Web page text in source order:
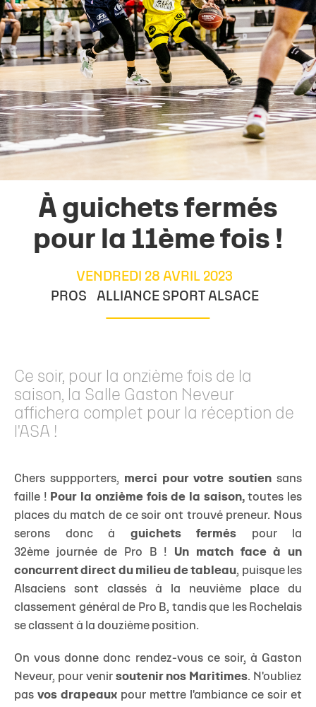
À guichets fermés
pour la 11ème fois !
VENDREDI 28 AVRIL 2023
PROS
ALLIANCE SPORT ALSACE
Ce soir, pour la onzième fois de la
saison, la Salle Gaston Neveur
affichera complet pour la réception de
l'ASA !
Chers suppporters, merci pour votre soutien sans
faille ! Pour la onzième fois de la saison,toutes les
places du match de ce soir ont trouvé preneur. Nous
serons donc à guichets fermés pour la
32ème journée de Pro B ! Un match face à un
concurrent direct du milieu de tableau, puisque les
Alsaciens sont classés à la neuvième place du
classement général de Pro B, tandis que les Rochelais
se classent à la douzième position.
On vous donne donc rendez-vous ce soir, à Gaston
Neveur, pour venir soutenir nos Maritimes. N'oubliez
pas vos drapeaux pour mettre l'ambiance ce soir et